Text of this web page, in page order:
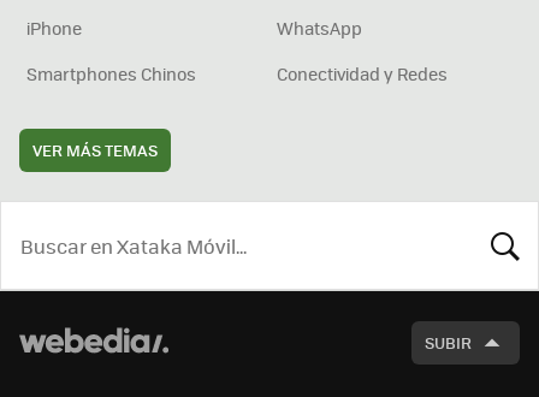
iPhone
WhatsApp
Smartphones Chinos
Conectividad y Redes
VER MÁS TEMAS
SUBIR